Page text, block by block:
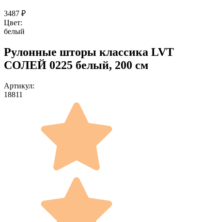
3487 ₽
Цвет:
белый
Рулонные шторы классика LVT
СОЛЕЙ 0225 белый, 200 см
Артикул:
18811